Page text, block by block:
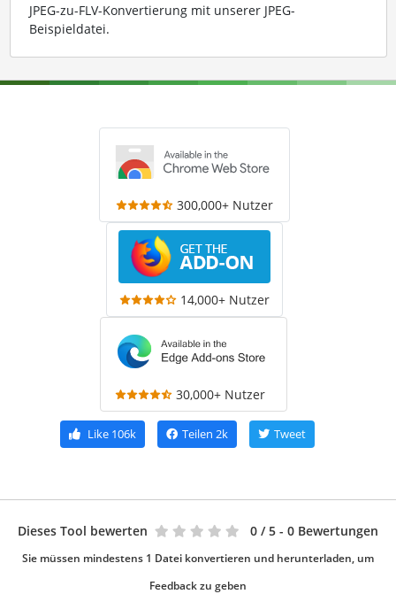
JPEG-zu-FLV-Konvertierung mit unserer JPEG-
Beispieldatei.
300,000+ Nutzer
14,000+ Nutzer
30,000+ Nutzer
Like 106k Teilen 2k Tweet
Dieses Tool bewerten 0 / 5 - 0 Bewertungen
Sie müssen mindestens 1 Datei konvertieren und herunterladen, um
Feedback zu geben